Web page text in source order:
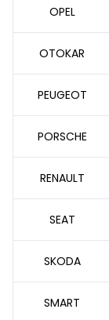
OPEL
OTOKAR
PEUGEOT
PORSCHE
RENAULT
SEAT
SKODA
SMART